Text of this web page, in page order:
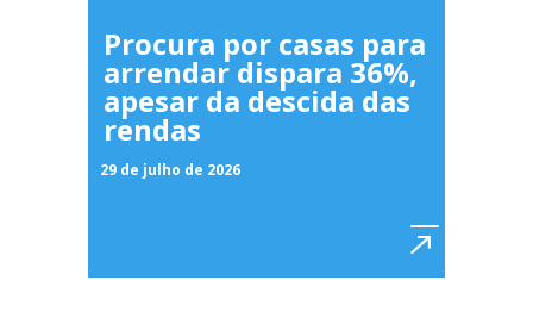
Procura por casas para
arrendar dispara 36%,
apesar da descida das
rendas
29 de julho de 2026